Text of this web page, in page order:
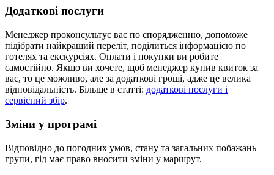
Додаткові послуги
Менеджер проконсультує вас по спорядженню, допоможе
підібрати найкращий переліт, поділиться інформацією по
готелях та екскурсіях. Оплати і покупки ви робите
самостійно. Якщо ви хочете, щоб менеджер купив квиток за
вас, то це можливо, але за додаткові гроші, адже це велика
відповідальність. Більше в статті: додаткові послуги і
сервісний збір.
Зміни у програмі
Відповідно до погодних умов, стану та загальних побажань
групи, гід має право вносити зміни у маршрут.